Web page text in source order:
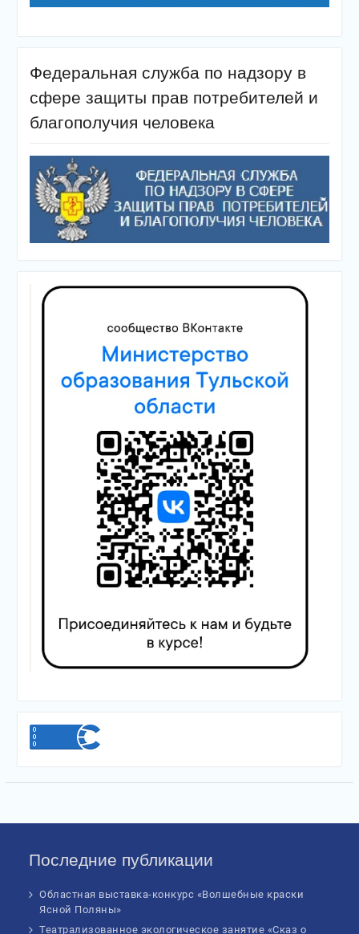
Федеральная служба по надзору в
сфере защиты прав потребителей и
благополучия человека
Последние публикации
Областная выставка-конкурс «Волшебные краски
Ясной Поляны»
Театрализованное экологическое занятие «Сказ о